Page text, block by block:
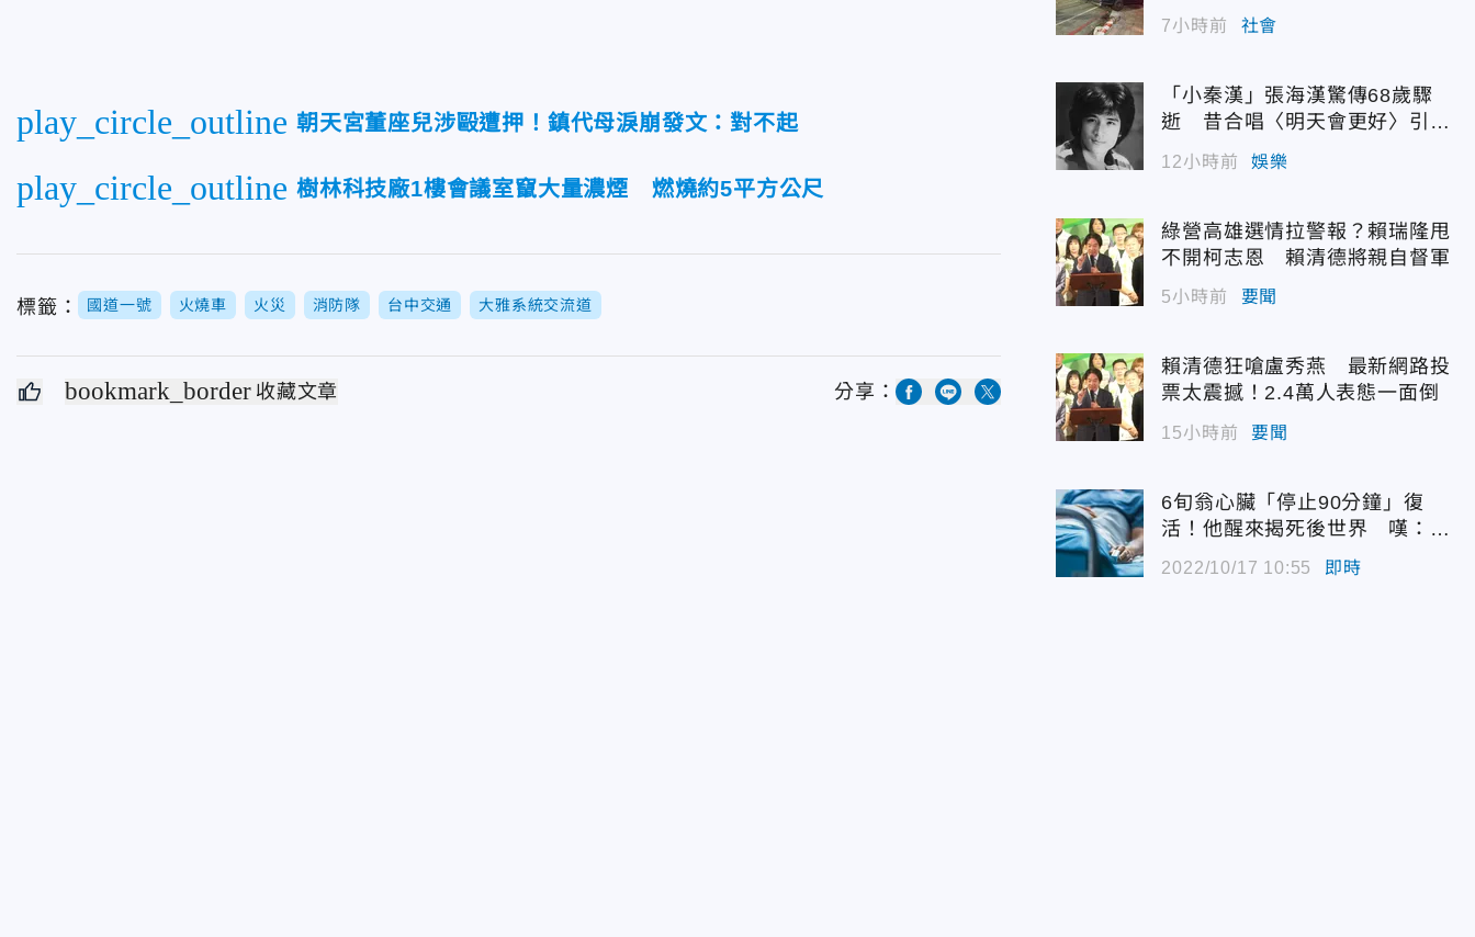
play_circle_outline 朝天宮董座兒涉毆遭押！鎮代母淚崩發文：對不起
play_circle_outline 樹林科技廠1樓會議室竄大量濃煙 燃燒約5平方公尺
標籤： 國道一號 火燒車 火災 消防隊 台中交通 大雅系統交流道
bookmark_border 收藏文章 分享：
遭殃
7小時前 社會
「小秦漢」張海漢驚傳68歲驟
逝 昔合唱〈明天會更好〉引追
12小時前 娛樂
綠營高雄選情拉警報？賴瑞隆甩
不開柯志恩 賴清德將親自督軍
5小時前 要聞
賴清德狂嗆盧秀燕 最新網路投
票太震撼！2.4萬人表態一面倒
15小時前 要聞
6旬翁心臟「停止90分鐘」復
活！他醒來揭死後世界 嘆：很
2022/10/17 10:55 即時